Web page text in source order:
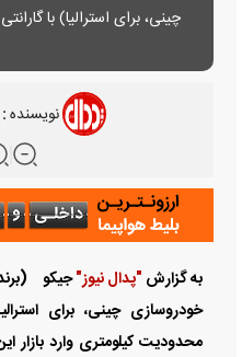
چینی، برای استرالیا) با
نویسنده:
به گزارش"پدال نیوز"جیکو
خودروسازی چینی، برای
محدودیت کیلومتری وارد بازار